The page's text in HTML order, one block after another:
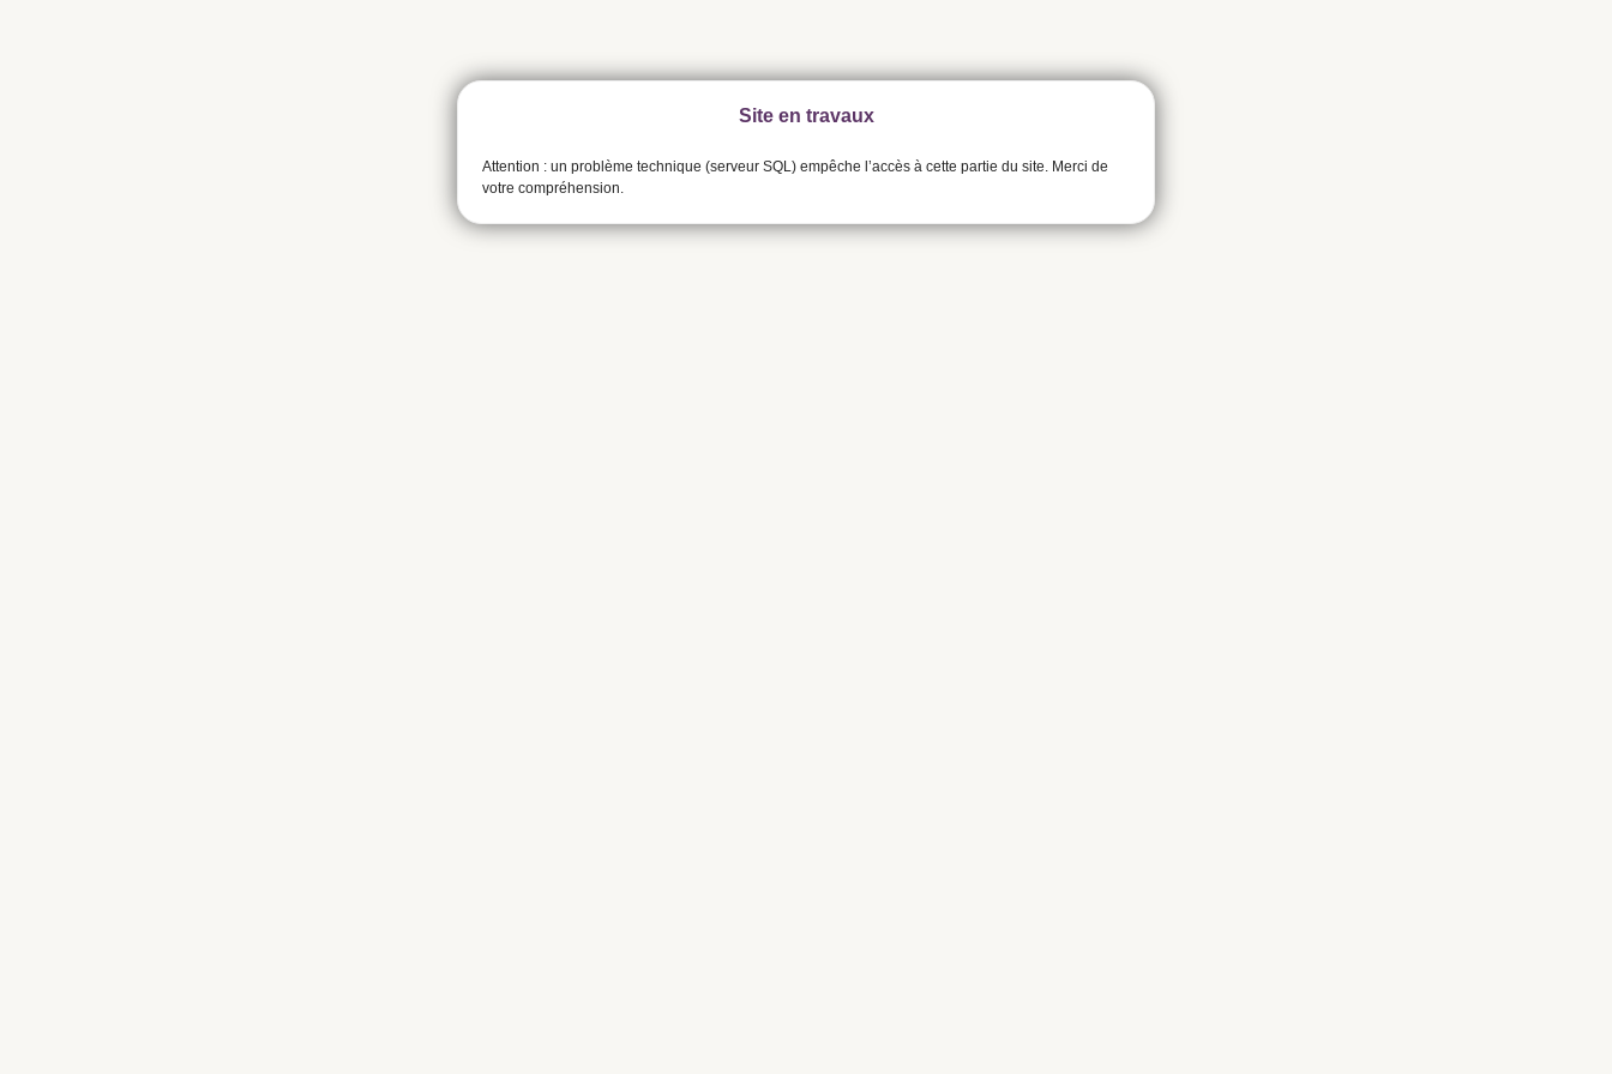
Site en travaux
Attention : un problème technique (serveur SQL) empêche l’accès à cette partie du site. Merci de
votre compréhension.